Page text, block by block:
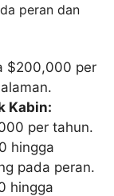
peran dan
$200,000 per
Kabin:
per tahun.
hingga
pada peran.
hingga